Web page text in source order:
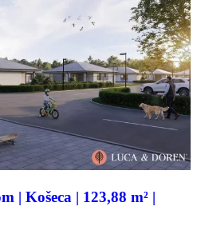
| Košeca | 123,88 m² |